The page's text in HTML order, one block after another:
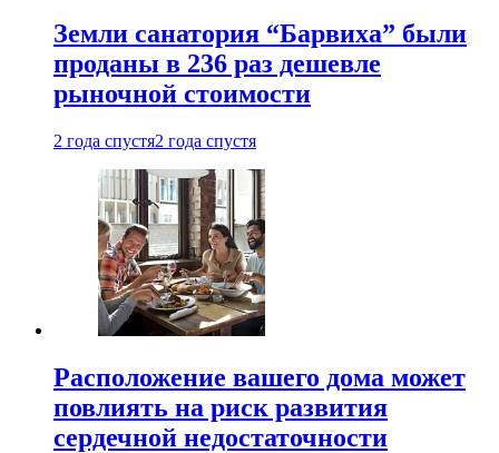
Земли санатория “Барвиха” были
проданы в 236 раз дешевле
рыночной стоимости
2 года спустя2 года спустя
Расположение вашего дома может
повлиять на риск развития
сердечной недостаточности